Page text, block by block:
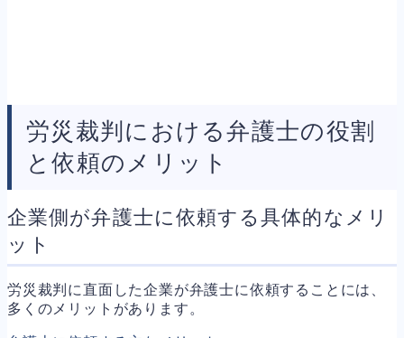
労災裁判における弁護士の役割
と依頼のメリット
企業側が弁護士に依頼する具体的なメリ
ット
労災裁判に直面した企業が弁護士に依頼することには、
多くのメリットがあります。